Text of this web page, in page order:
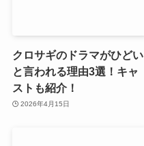
クロサギのドラマがひどい
と言われる理由3選！キャ
ストも紹介！
2026年4月15日